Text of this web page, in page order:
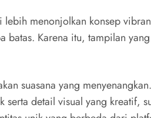
menonjolkan konsep
batas. Karena itu, tampilan
suasana yang
detail visual yang kreatif,